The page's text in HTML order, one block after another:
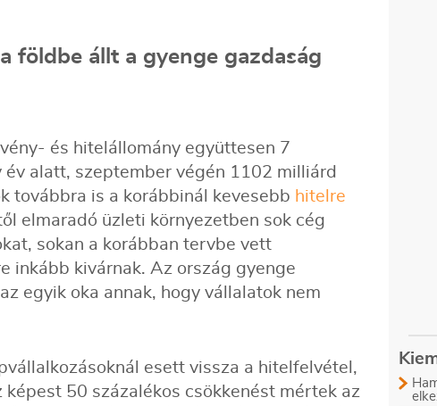
földbe állt a gyenge gazdaság
és hitelállomány együttesen 7
év alatt, szeptember végén 1102 milliárd
továbbra is a korábbinál kevesebb hitelre
elmaradó üzleti környezetben sok cég
sokan a korábban tervbe vett
inkább kivárnak. Az ország gyenge
egyik oka annak, hogy vállalatok nem
esett vissza a hitelfelvétel,
50 százalékos csökkenést mértek az